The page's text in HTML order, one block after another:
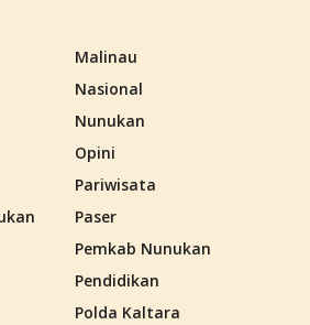
Malinau
Nasional
Nunukan
Opini
Pariwisata
Paser
Pemkab Nunukan
Pendidikan
Polda Kaltara